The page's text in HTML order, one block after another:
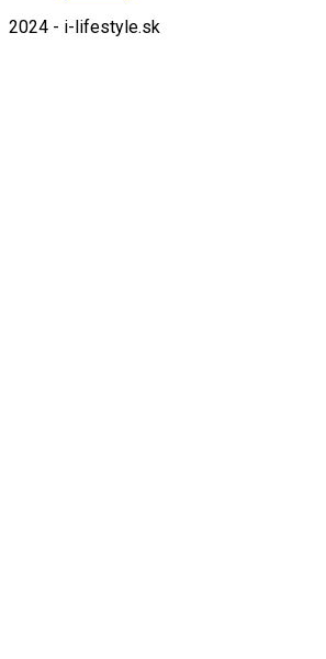
2024 - i-lifestyle.sk